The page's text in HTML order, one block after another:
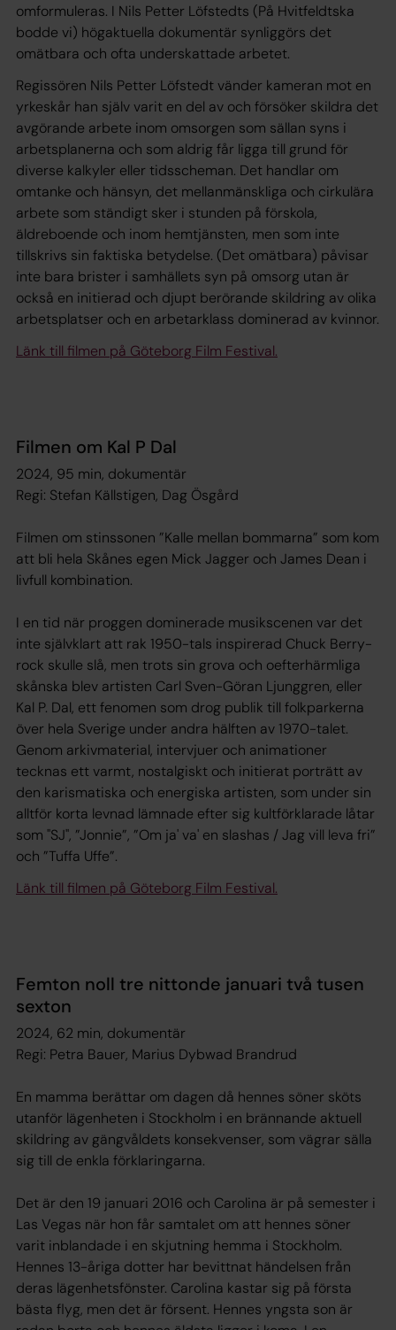
omformuleras. I Nils Petter Löfstedts (På Hvitfeldtska
bodde vi) högaktuella dokumentär synliggörs det
omätbara och ofta underskattade arbetet.
Regissören Nils Petter Löfstedt vänder kameran mot en
yrkeskår han själv varit en del av och försöker skildra det
avgörande arbete inom omsorgen som sällan syns i
arbetsplanerna och som aldrig får ligga till grund för
diverse kalkyler eller tidsscheman. Det handlar om
omtanke och hänsyn, det mellanmänskliga och cirkulära
arbete som ständigt sker i stunden på förskola,
äldreboende och inom hemtjänsten, men som inte
tillskrivs sin faktiska betydelse. (Det omätbara) påvisar
inte bara brister i samhällets syn på omsorg utan är
också en initierad och djupt berörande skildring av olika
arbetsplatser och en arbetarklass dominerad av kvinnor.
Länk till filmen på Göteborg Film Festival.
Filmen om Kal P Dal
2024, 95 min, dokumentär
Regi: Stefan Källstigen, Dag Ösgård
Filmen om stinssonen ”Kalle mellan bommarna” som kom
att bli hela Skånes egen Mick Jagger och James Dean i
livfull kombination.
I en tid när proggen dominerade musikscenen var det
inte självklart att rak 1950-tals inspirerad Chuck Berry-
rock skulle slå, men trots sin grova och oefterhärmliga
skånska blev artisten Carl Sven-Göran Ljunggren, eller
Kal P. Dal, ett fenomen som drog publik till folkparkerna
över hela Sverige under andra hälften av 1970-talet.
Genom arkivmaterial, intervjuer och animationer
tecknas ett varmt, nostalgiskt och initierat porträtt av
den karismatiska och energiska artisten, som under sin
alltför korta levnad lämnade efter sig kultförklarade låtar
som "SJ", ”Jonnie”, ”Om ja' va' en slashas / Jag vill leva fri”
och ”Tuffa Uffe”.
Länk till filmen på Göteborg Film Festival.
Femton noll tre nittonde januari två tusen
sexton
2024, 62 min, dokumentär
Regi: Petra Bauer, Marius Dybwad Brandrud
En mamma berättar om dagen då hennes söner sköts
utanför lägenheten i Stockholm i en brännande aktuell
skildring av gängvåldets konsekvenser, som vägrar sälla
sig till de enkla förklaringarna.
Det är den 19 januari 2016 och Carolina är på semester i
Las Vegas när hon får samtalet om att hennes söner
varit inblandade i en skjutning hemma i Stockholm.
Hennes 13-åriga dotter har bevittnat händelsen från
deras lägenhetsfönster. Carolina kastar sig på första
bästa flyg, men det är försent. Hennes yngsta son är